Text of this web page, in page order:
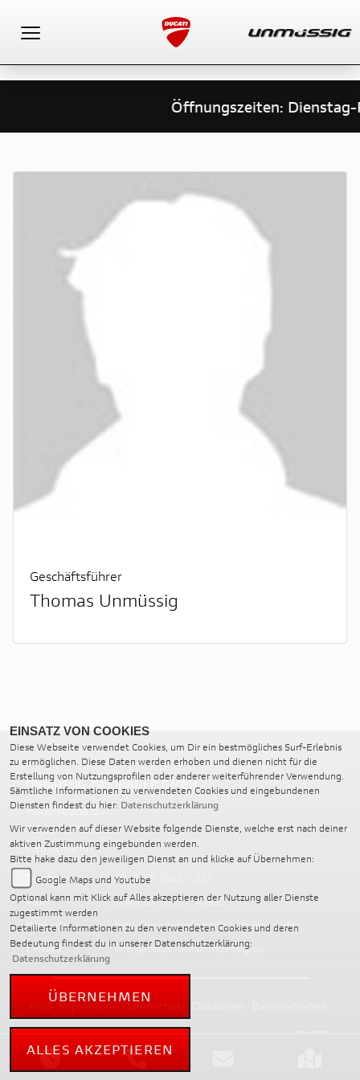
Öffnungszeiten: Dienstag-
Geschäftsführer
Thomas Unmüssig
UNMÜSSIG ZWEIRÄDER GMBH
Hauptstraße 80
79336 Herbolzheim
Deutschland
Telefon:
0049 (0) 7643 / 337
Fax:
0049 (0) 7643 / 40993
Website:
http://www.motorrad-unmuessig.de
E-Mail:
info@motorrad-unmuessig.de
EINSATZ VON COOKIES
Diese Webseite verwendet Cookies, um Dir ein bestmögliches Surf-Erlebnis
zu ermöglichen. Diese Daten werden erhoben und dienen nicht für die
Erstellung von Nutzungsprofilen oder anderer weiterführender Verwendung.
Sämtliche Informationen zu verwendeten Cookies und eingebundenen
Diensten findest du hier: Datenschutzerklärung
Wir verwenden auf dieser Website folgende Dienste, welche erst nach deiner
aktiven Zustimmung eingebunden werden.
Bitte hake dazu den jeweiligen Dienst an und klicke auf Übernehmen:
Google Maps und Youtube
Optional kann mit Klick auf Alles akzeptieren der Nutzung aller Dienste
zugestimmt werden
Detailierte Informationen zu den verwendeten Cookies und deren
Bedeutung findest du in unserer Datenschutzerklärung:
Datenschutzerklärung
ÜBERNEHMEN
ALLES AKZEPTIEREN